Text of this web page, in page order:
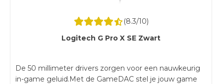
(8.3/10)
Logitech G Pro X SE Zwart
De 50 millimeter drivers zorgen voor een nauwkeurig
in-game geluid.Met de GameDAC stel je jouw game